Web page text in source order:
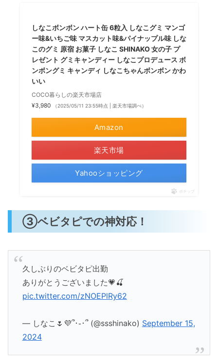
しなこボンボン ハート缶 6粒入 しなこグミ マンゴ
ー味&いちご味 マスカット味&パイナップル味 しな
このグミ 原宿 お菓子 しなこ SHINAKO 女の子 プ
レゼント グミキャンディー しなこプロデュース ボ
ンボングミ キャンディ しなこちゃんボンボン かわ
いい
COCO暮らしの楽天市場店
¥3,980
（2025/05/11 23:55時点 | 楽天市場調べ）
Amazon
楽天市場
Yahooショッピング
ポチップ
③ベビタピでの神対応！
久しぶりのベビタピ出勤
ありがとうございました💗🍒
pic.twitter.com/zNOEPlRy62
— しなこ🌷💜՞･֊･՞ (@ssshinako) September 15,
2024